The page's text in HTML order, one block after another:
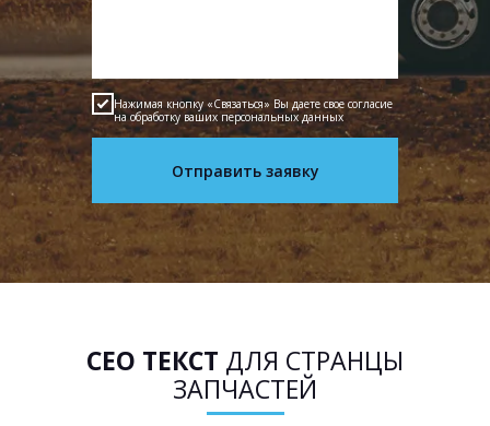
Нажимая кнопку «Связаться» Вы даете свое согласие
на обработку ваших персональных данных
Отправить заявку
СЕО ТЕКСТ ДЛЯ СТРАНЦЫ
ЗАПЧАСТЕЙ